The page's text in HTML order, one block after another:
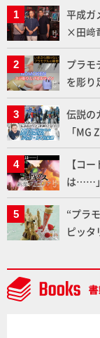
平成ガ
×田﨑
メラ永
プラモ
を彫り
いプラ
伝説の
「MG
ふたた
【コ
は……」
“プラ
ピッ